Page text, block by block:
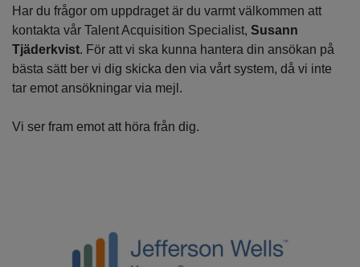
Har du frågor om uppdraget är du varmt välkommen att
kontakta vår Talent Acquisition Specialist, Susann
Tjäderkvist. För att vi ska kunna hantera din ansökan på
bästa sätt ber vi dig skicka den via vårt system, då vi inte
tar emot ansökningar via mejl.
Vi ser fram emot att höra från dig.